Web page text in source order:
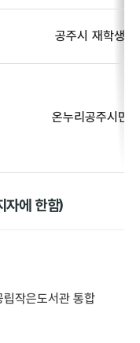
공주시 재학생
온누리공주시민
자에 한함)
작은도서관 통합